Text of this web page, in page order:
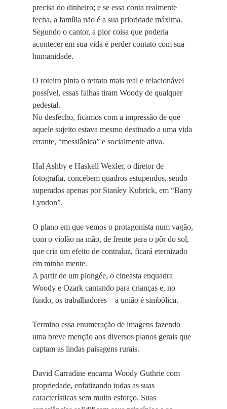
precisa do dinheiro; e se essa conta realmente
fecha, a família não é a sua prioridade máxima.
Segundo o cantor, a pior coisa que poderia
acontecer em sua vida é perder contato com sua
humanidade.
O roteiro pinta o retrato mais real e relacionável
possível, essas falhas tiram Woody de qualquer
pedestal.
No desfecho, ficamos com a impressão de que
aquele sujeito estava mesmo destinado a uma vida
errante, “messiânica” e socialmente ativa.
Hal Ashby e Haskell Wexler, o diretor de
fotografia, concebem quadros estupendos, sendo
superados apenas por Stanley Kubrick, em “Barry
Lyndon”.
O plano em que vemos o protagonista num vagão,
com o violão na mão, de frente para o pôr do sol,
que cria um efeito de contraluz, ficará eternizado
em minha mente.
A partir de um plongée, o cineasta enquadra
Woody e Ozark cantando para crianças e, no
fundo, os trabalhadores – a união é simbólica.
Termino essa enumeração de imagens fazendo
uma breve menção aos diversos planos gerais que
captam as lindas paisagens rurais.
David Carradine encarna Woody Guthrie com
propriedade, enfatizando todas as suas
características sem muito esforço. Suas